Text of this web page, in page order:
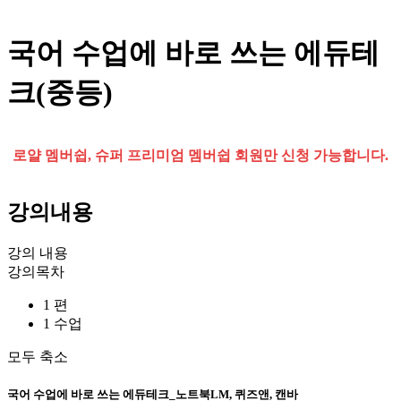
국어 수업에 바로 쓰는 에듀테
크(중등)
로얄 멤버쉽, 슈퍼 프리미엄 멤버쉽 회원만 신청 가능합니다.
강의내용
강의 내용
강의목차
1 편
1 수업
모두 축소
국어 수업에 바로 쓰는 에듀테크_노트북LM, 퀴즈앤, 캔바